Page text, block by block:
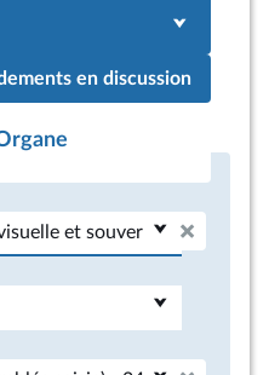
en discussion